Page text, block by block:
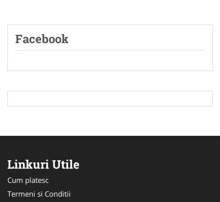
Facebook
Linkuri Utile
Cum platesc
Termeni si Conditii